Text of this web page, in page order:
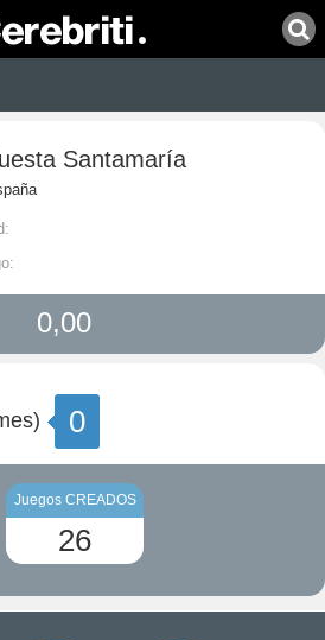
Santamaría
0,00
0
Juegos CREADOS
26